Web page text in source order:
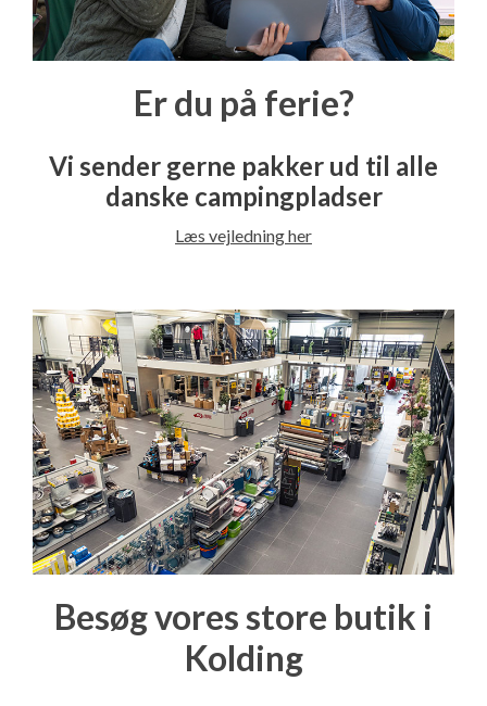
Er du på ferie?
Vi sender gerne pakker ud til alle
danske campingpladser
Læs vejledning her
Besøg vores store butik i
Kolding